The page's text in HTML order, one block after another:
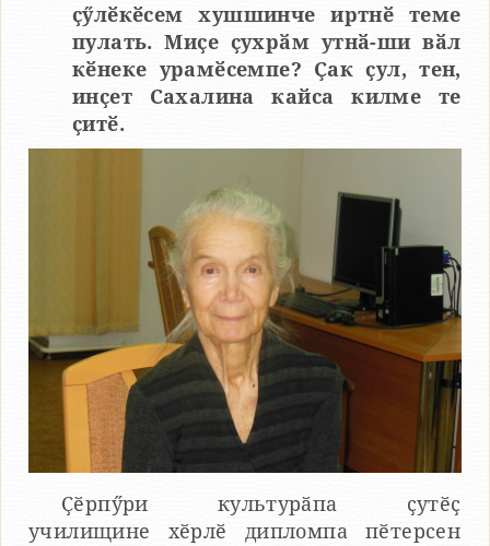
ҫӳлӗкӗсем хушшинче иртнӗ теме
пулать. Миҫе ҫухрӑм утнӑ-ши вӑл
кӗнеке урамӗсемпе? Ҫак ҫул, тен,
инҫет Сахалина кайса килме те
ҫитӗ.
Ҫӗрпӳри культурӑпа ҫутӗҫ
училищине хӗрлӗ дипломпа пӗтерсен